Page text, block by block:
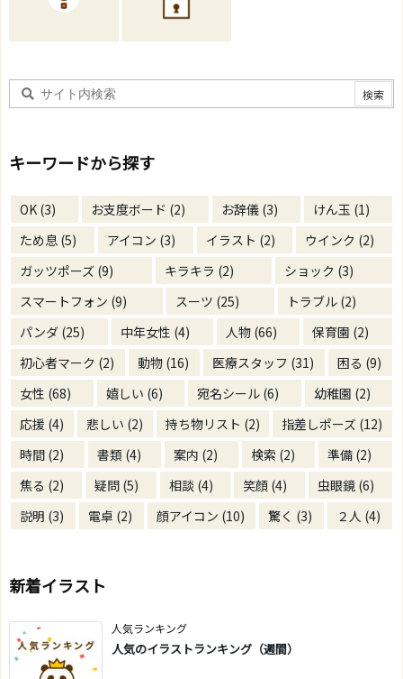
キーワードから探す
OK (3) お支度ボード (2) お辞儀(3) けん玉 (1)
ため息 (5) アイコン (3) イラスト (2) ウインク (2)
ガッツポーズ (9) キラキラ (2) ショック (3)
スマートフォン (9) スーツ (25) トラブル (2)
パンダ (25) 中年女性 (4) 人物(66) 保育園 (2)
初心者マーク (2) 動物 (16) 医療スタッフ (31) 困る (9)
女性 (68) 嬉しい (6) 宛名シール (6) 幼稚園 (2)
応援 (4) 悲しい (2) 持ち物リスト (2) 指差しポーズ (12)
時間 (2) 書類 (4) 案内 (2) 検索 (2) 準備 (2)
焦る (2) 疑問(5) 相談 (4) 笑顔 (4) 虫眼鏡 (6)
説明 (3) 電卓 (2) 顔アイコン (10) 驚く (3) ２人 (4)
新着イラスト
人気ランキング
人気のイラストランキング（週間）